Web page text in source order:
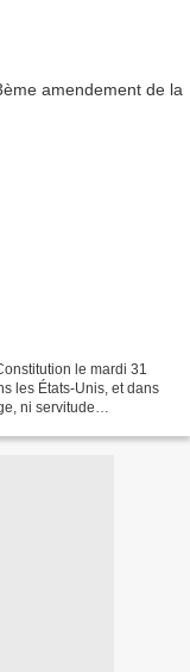
le mardi 31
les États-Unis, et dans
ni servitude